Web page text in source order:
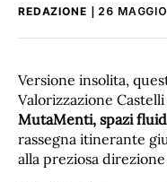
REDAZIONE 26
Versione insolita,
Valorizzazione
MutaMenti, spazi
rassegna itinerante
alla preziosa